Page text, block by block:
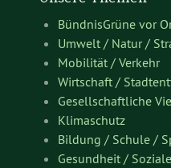
BündnisGrüne vor
Umwelt / Natur /
Mobilität / Verkehr
Wirtschaft /
Gesellschaftliche
Klimaschutz
Bildung / Schule /
Gesundheit /